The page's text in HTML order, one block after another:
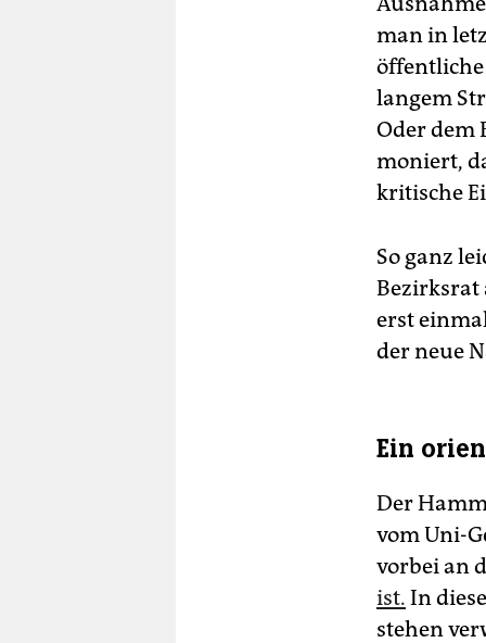
man in
öffentliche
langem
Oder dem
moniert,
kritische
So ganz
Bezirksrat
erst
der neue
Ein
Der
vom Uni-
vorbei an
ist. In
stehen